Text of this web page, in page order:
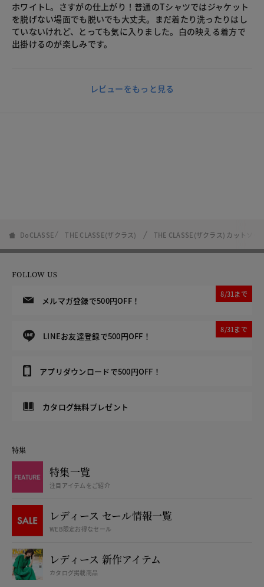
ホワイトL。さすがの仕上がり！普通のTシャツではジャケット
を脱げない場面でも脱いでも大丈夫。まだ着たり洗ったりはし
ていないけれど、とっても気に入りました。白の映える着方で
出掛けるのが楽しみです。
レビューをもっと見る
DoCLASSE THE CLASSE(ザクラス) THE CLASSE(ザクラス) カットソー
FOLLOW US
メルマガ登録で500円OFF！
8/31まで
LINEお友達登録で500円OFF！
8/31まで
アプリダウンロードで500円OFF！
カタログ無料プレゼント
特集
特集一覧
注目アイテムをご紹介
レディース セール情報一覧
WEB限定お得なセール
レディース 新作アイテム
カタログ掲載商品